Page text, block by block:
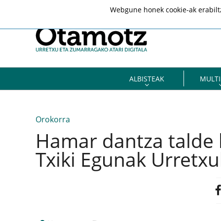
ALBISTEAK
Orokorra
Hamar dantza
Txiki Egunak
Webgune honek cookie-ak